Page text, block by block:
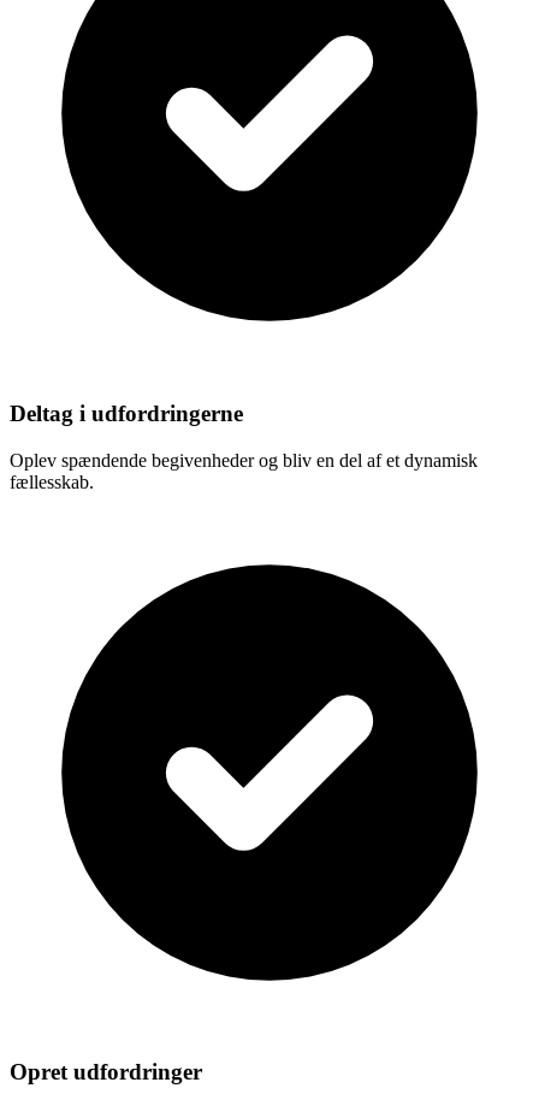
Deltag i udfordringerne
Oplev spændende begivenheder og bliv en del af et dynamisk
fællesskab.
Opret udfordringer